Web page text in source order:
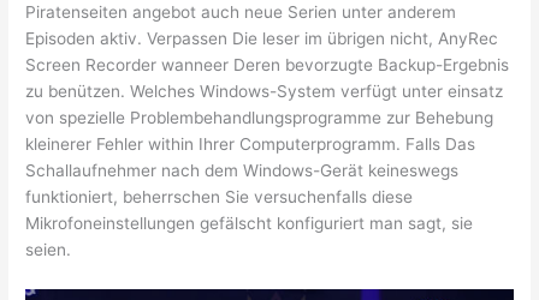
Piratenseiten angebot auch neue Serien unter anderem
Episoden aktiv. Verpassen Die leser im übrigen nicht, AnyRec
Screen Recorder wanneer Deren bevorzugte Backup-Ergebnis
zu benützen. Welches Windows-System verfügt unter einsatz
von spezielle Problembehandlungsprogramme zur Behebung
kleinerer Fehler within Ihrer Computerprogramm. Falls Das
Schallaufnehmer nach dem Windows-Gerät keineswegs
funktioniert, beherrschen Sie versuchenfalls diese
Mikrofoneinstellungen gefälscht konfiguriert man sagt, sie
seien.